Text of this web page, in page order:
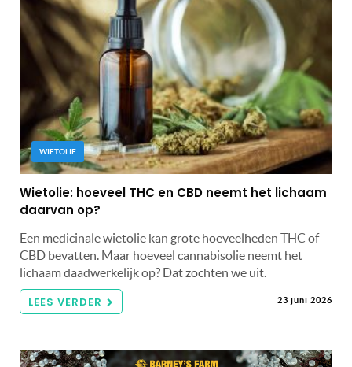
WIETOLIE
Wietolie: hoeveel THC en CBD neemt het lichaam
daarvan op?
Een medicinale wietolie kan grote hoeveelheden THC of
CBD bevatten. Maar hoeveel cannabisolie neemt het
lichaam daadwerkelijk op? Dat zochten we uit.
LEES VERDER 23 juni 2026